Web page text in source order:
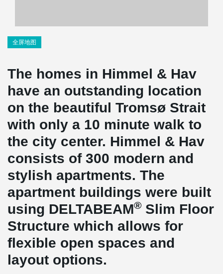
全屏地图
The homes in Himmel & Hav
have an outstanding location
on the beautiful Tromsø Strait
with only a 10 minute walk to
the city center. Himmel & Hav
consists of 300 modern and
stylish apartments. The
apartment buildings were built
using DELTABEAM® Slim Floor
Structure which allows for
flexible open spaces and
layout options.